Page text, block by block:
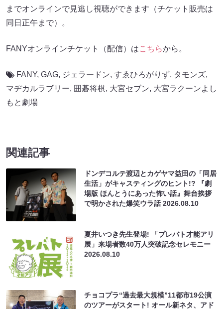
までオンラインで見逃し視聴ができます（チケット販売は
同日正午まで）。
FANYオンラインチケット（配信）はこちらから。
FANY, GAG, ジェラードン, すゑひろがりず, タモンズ,
マヂカルラブリー, 囲碁将棋, 大宮セブン, 大宮ラクーンよし
もと劇場
関連記事
ドンデコルテ渡辺とカゲヤマ益田の「同居
生活」がキャスティングのヒント!? 『劇
場版 ほんとうにあった怖い話』舞台挨拶
で明かされた爆笑ウラ話2026.08.10
夏井いつき先生登場! 「プレバト才能アリ
展」来場者数40万人突破記念セレモニー
2026.08.10
チョコプラ“過去最大規模”11都市19公演
のツアーがスタート! オール新ネタ、アド